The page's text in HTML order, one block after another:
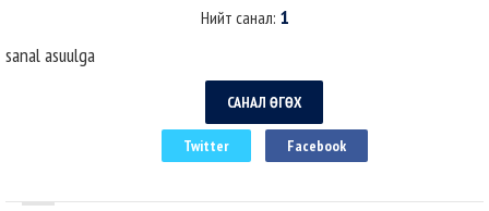
Нийт санал: 1
sanal asuulga
САНАЛ ӨГӨХ
Twitter Facebook